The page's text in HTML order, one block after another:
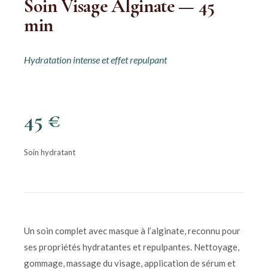
Soin Visage Alginate — 45
min
Hydratation intense et effet repulpant
45 €
Soin hydratant
Un soin complet avec masque à l’alginate, reconnu pour
ses propriétés hydratantes et repulpantes. Nettoyage,
gommage, massage du visage, application de sérum et